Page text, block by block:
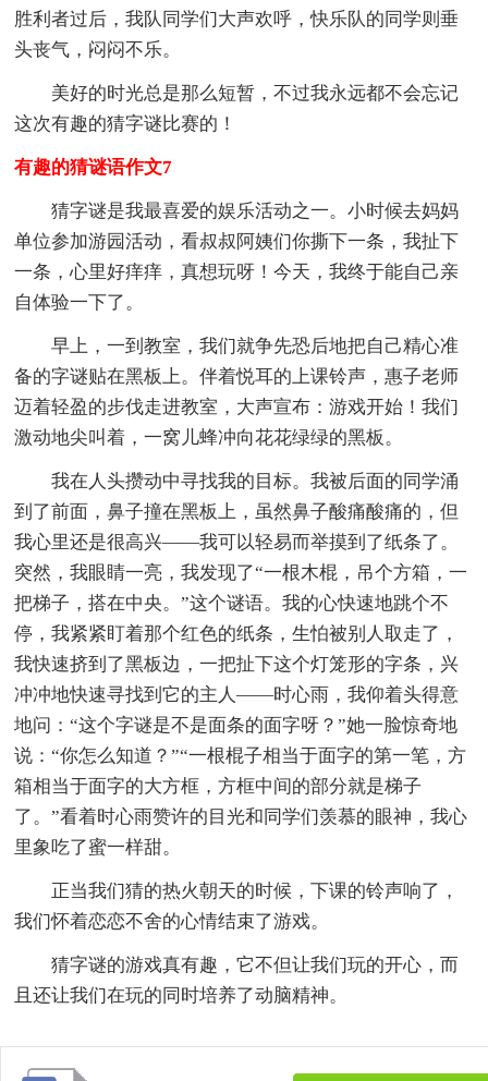
胜利者过后，我队同学们大声欢呼，快乐队的同学则垂
头丧气，闷闷不乐。
美好的时光总是那么短暂，不过我永远都不会忘记
这次有趣的猜字谜比赛的！
有趣的猜谜语作文7
猜字谜是我最喜爱的娱乐活动之一。小时候去妈妈
单位参加游园活动，看叔叔阿姨们你撕下一条，我扯下
一条，心里好痒痒，真想玩呀！今天，我终于能自己亲
自体验一下了。
早上，一到教室，我们就争先恐后地把自己精心准
备的字谜贴在黑板上。伴着悦耳的上课铃声，惠子老师
迈着轻盈的步伐走进教室，大声宣布：游戏开始！我们
激动地尖叫着，一窝儿蜂冲向花花绿绿的黑板。
我在人头攒动中寻找我的目标。我被后面的同学涌
到了前面，鼻子撞在黑板上，虽然鼻子酸痛酸痛的，但
我心里还是很高兴——我可以轻易而举摸到了纸条了。
突然，我眼睛一亮，我发现了“一根木棍，吊个方箱，一
把梯子，搭在中央。”这个谜语。我的心快速地跳个不
停，我紧紧盯着那个红色的纸条，生怕被别人取走了，
我快速挤到了黑板边，一把扯下这个灯笼形的字条，兴
冲冲地快速寻找到它的主人——时心雨，我仰着头得意
地问：“这个字谜是不是面条的面字呀？”她一脸惊奇地
说：“你怎么知道？”“一根棍子相当于面字的第一笔，方
箱相当于面字的大方框，方框中间的部分就是梯子
了。”看着时心雨赞许的目光和同学们羡慕的眼神，我心
里象吃了蜜一样甜。
正当我们猜的热火朝天的时候，下课的铃声响了，
我们怀着恋恋不舍的心情结束了游戏。
猜字谜的游戏真有趣，它不但让我们玩的开心，而
且还让我们在玩的同时培养了动脑精神。